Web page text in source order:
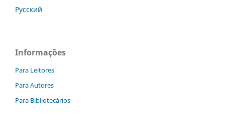
Русский
Informações
Para Leitores
Para Autores
Para Bibliotecários